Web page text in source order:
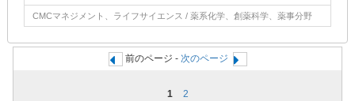
CMCマネジメント、ライフサイエンス / 薬系化学、創薬科学、薬事分野
前のページ - 次のページ
1 2